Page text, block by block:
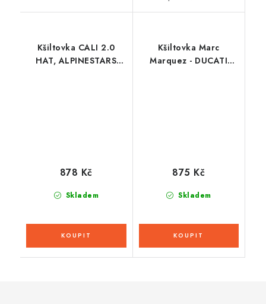
Kšiltovka CALI 2.0
HAT, ALPINESTARS
Skladem
878 Kč
Kšiltovka Marc
Marquez - DUCATI
Skladem
875 Kč